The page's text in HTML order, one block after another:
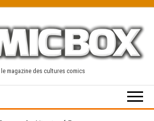
le magazine des cultures comics